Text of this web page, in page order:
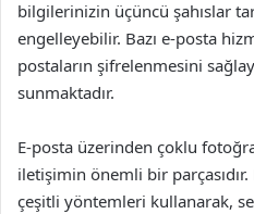
bilgilerinizin üçüncü şahıslar
engelleyebilir. Bazı e-posta
postaların şifrelenmesini
sunmaktadır.
E-posta üzerinden çoklu
iletişimin önemli bir
çeşitli yöntemleri kullanarak,